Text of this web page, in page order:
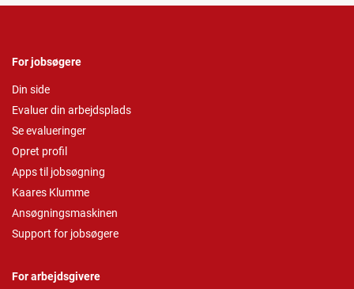
For jobsøgere
Din side
Evaluer din arbejdsplads
Se evalueringer
Opret profil
Apps til jobsøgning
Kaares Klumme
Ansøgningsmaskinen
Support for jobsøgere
For arbejdsgivere